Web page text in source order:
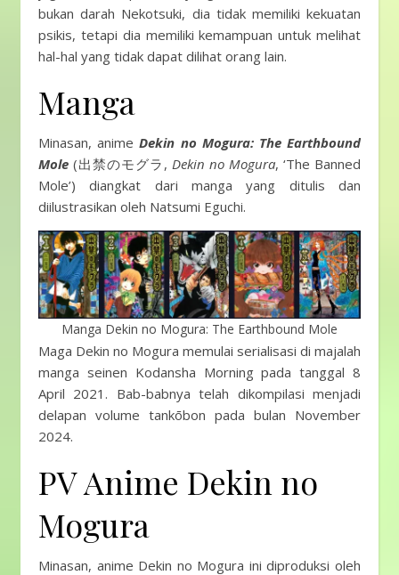
bukan darah Nekotsuki, dia tidak memiliki kekuatan
psikis, tetapi dia memiliki kemampuan untuk melihat
hal-hal yang tidak dapat dilihat orang lain.
Manga
Minasan, animeDekin no Mogura: The Earthbound
Mole (出禁のモグラ, Dekin no Mogura, ‘The Banned
Mole’) diangkat dari manga yang ditulis dan
diilustrasikan oleh Natsumi Eguchi.
Manga Dekin no Mogura: The Earthbound Mole
Maga Dekin no Mogura memulai serialisasi di majalah
manga seinen Kodansha Morning pada tanggal 8
April 2021. Bab-babnya telah dikompilasi menjadi
delapan volume tankōbon pada bulan November
2024.
PV Anime Dekin no
Mogura
Minasan, anime Dekin no Mogura ini diproduksi oleh